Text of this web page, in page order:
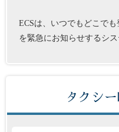
ECSは、いつでもどこで
を緊急にお知らせするシス
タクシ